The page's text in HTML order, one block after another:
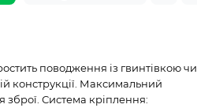
поводження із гвинтівкою чи
конструкції. Максимальний
зброї. Система кріплення: